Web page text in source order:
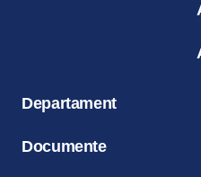
Departament
Documente